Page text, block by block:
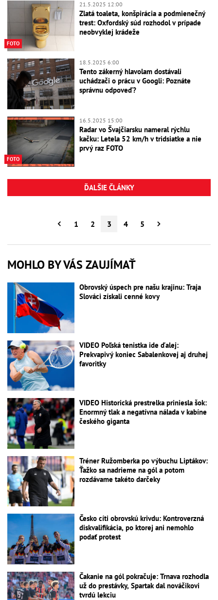
FOTO
21.5.2025 12:00
Zlatá toaleta, konšpirácia a podmienečný
trest: Oxfordský súd rozhodol v prípade
neobvyklej krádeže
18.5.2025 6:00
Tento zákerný hlavolam dostávali
uchádzači o prácu v Googli: Poznáte
správnu odpoveď?
FOTO
16.5.2025 15:00
Radar vo Švajčiarsku nameral rýchlu
kačku: Letela 52 km/h v tridsiatke a nie
prvý raz FOTO
ĎALŠIE ČLÁNKY
1 2 3 4 5
MOHLO BY VÁS ZAUJÍMAŤ
Obrovský úspech pre našu krajinu: Traja
Slováci získali cenné kovy
VIDEO Poľská tenistka ide ďalej:
Prekvapivý koniec Sabalenkovej aj druhej
favoritky
VIDEO Historická prestrelka priniesla šok:
Enormný tlak a negatívna nálada v kabíne
českého giganta
Tréner Ružomberka po výbuchu Liptákov:
Ťažko sa nadrieme na gól a potom
rozdávame takéto darčeky
Česko cíti obrovskú krivdu: Kontroverzná
diskvalifikácia, po ktorej ani nemohlo
podať protest
Čakanie na gól pokračuje: Trnava rozhodla
už do prestávky, Spartak dal nováčikovi
tvrdú lekciu